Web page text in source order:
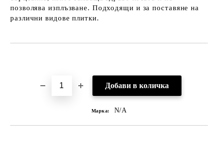
позволява изплъзване. Подходящи и за поставяне на
различни видове плитки.
Марка: N/A